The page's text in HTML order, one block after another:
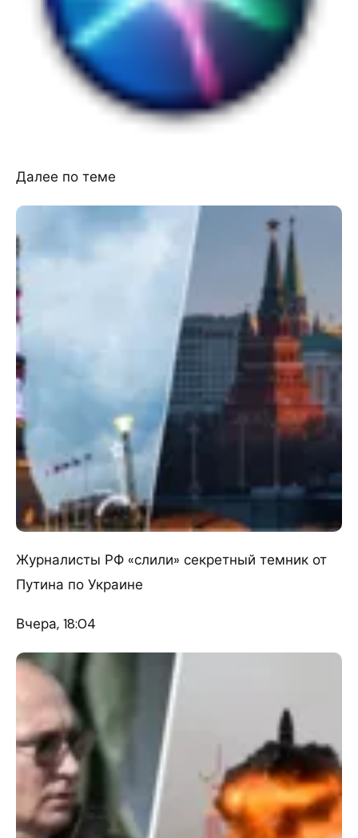
Далее по теме
Журналисты РФ «слили» секретный темник от
Путина по Украине
Вчера, 18:04